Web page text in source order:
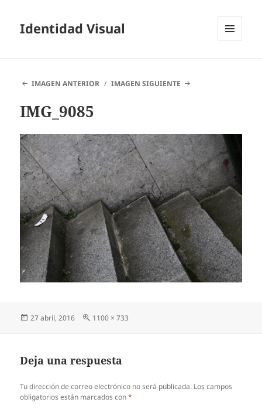
Identidad Visual
IMAGEN ANTERIOR
IMAGEN SIGUIENTE
IMG_9085
Publicado
27 abril, 2016
Tamaño
1100 × 733
Deja una respuesta
Tu dirección de correo electrónico no será publicada. Los campos
obligatorios están marcados con*